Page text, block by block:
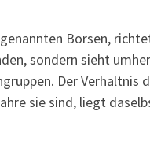
Borsen,
sondern sieht
Der Verhaltnis
sie sind, liegt